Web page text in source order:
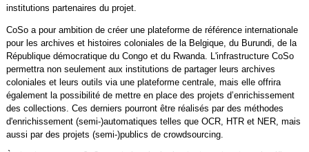
institutions partenaires du projet.
CoSo a pour ambition de créer une plateforme de référence internationale
pour les archives et histoires coloniales de la Belgique, du Burundi, de la
République démocratique du Congo et du Rwanda. L'infrastructure CoSo
permettra non seulement aux institutions de partager leurs archives
coloniales et leurs outils via une plateforme centrale, mais elle offrira
également la possibilité de mettre en place des projets d’enrichissement
des collections. Ces derniers pourront être réalisés par des méthodes
d'enrichissement (semi-)automatiques telles que OCR, HTR et NER, mais
aussi par des projets (semi-)publics de crowdsourcing.